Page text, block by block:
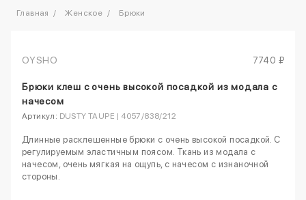
Главная Женское Брюки
OYSHO 7740 ₽
Брюки клеш с очень высокой посадкой из модала с
начесом
Артикул: DUSTY TAUPE | 4057/838/212
Длинные расклешенные брюки с очень высокой посадкой. С
регулируемым эластичным поясом. Ткань из модала с
начесом, очень мягкая на ощупь, с начесом с изнаночной
стороны.